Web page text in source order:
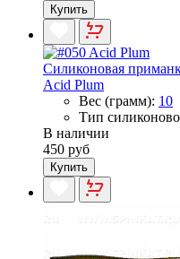
Купить
Силиконовая
Acid Plum
Вес (грамм): 10
Тип
В наличии
450 руб
Купить